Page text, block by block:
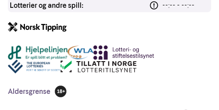
Lotterier og andre spill:
--:-- - --:--
Andre lenker
Aldersgrense
18 år